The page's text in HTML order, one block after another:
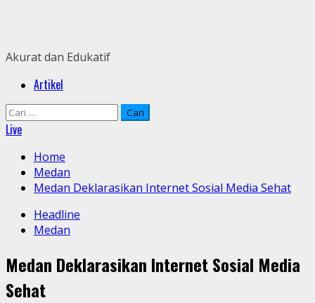
Akurat dan Edukatif
PrimaryArtikel
Cari
untuk:
Live
Home
Medan
Medan Deklarasikan Internet Sosial Media Sehat
Headline
Medan
Medan Deklarasikan Internet Sosial Media
Sehat